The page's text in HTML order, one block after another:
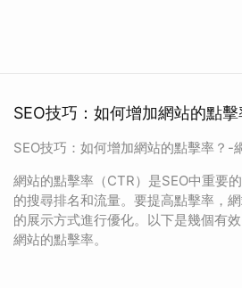
SEO技巧：如何增加網站的點
SEO技巧：如何增加網站的點擊率？-
網站的點擊率（CTR）是SEO中重要
的搜尋排名和流量。要提高點擊率，
的展示方式進行優化。以下是幾個有
網站的點擊率。